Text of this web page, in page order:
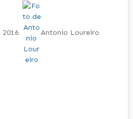
Antonio Loureiro